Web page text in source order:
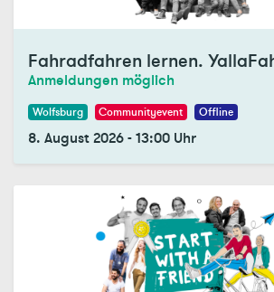
Fahradfahren lernen.
Anmeldungen möglich
Wolfsburg Communityevent Offline
8. August 2026-13:00 Uhr